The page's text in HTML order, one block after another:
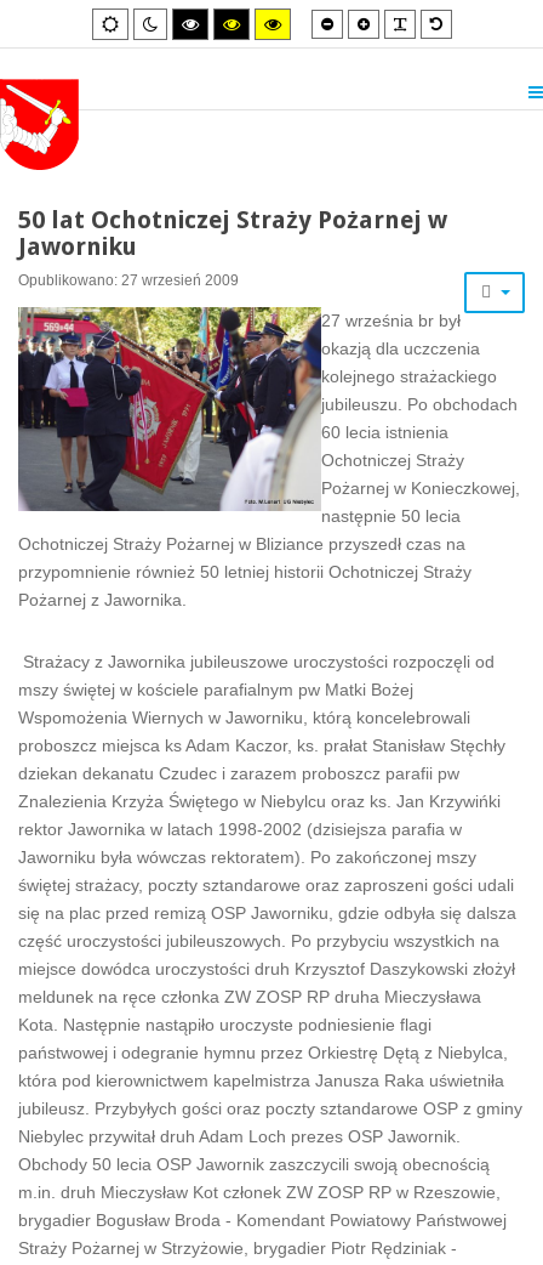
Default
mode
Night
mode
High
contrast
High
contrast
High
contrast
Smaller
font
Larger
font
Default
font
50 lat Ochotniczej Straży Pożarnej w
Jaworniku
Opublikowano: 27 wrzesień 2009
27 września br był
okazją dla uczczenia
kolejnego strażackiego
jubileuszu. Po obchodach
60 lecia istnienia
Ochotniczej Straży
Pożarnej w Konieczkowej,
następnie 50 lecia
Ochotniczej Straży Pożarnej w Bliziance przyszedł czas na
przypomnienie również 50 letniej historii Ochotniczej Straży
Pożarnej z Jawornika.
Strażacy z Jawornika jubileuszowe uroczystości rozpoczęli od
mszy świętej w kościele parafialnym pw Matki Bożej
Wspomożenia Wiernych w Jaworniku, którą koncelebrowali
proboszcz miejsca ks Adam Kaczor, ks. prałat Stanisław Stęchły
dziekan dekanatu Czudec i zarazem proboszcz parafii pw
Znalezienia Krzyża Świętego w Niebylcu oraz ks. Jan Krzywińki
rektor Jawornika w latach 1998-2002 (dzisiejsza parafia w
Jaworniku była wówczas rektoratem). Po zakończonej mszy
świętej strażacy, poczty sztandarowe oraz zaproszeni gości udali
się na plac przed remizą OSP Jaworniku, gdzie odbyła się dalsza
część uroczystości jubileuszowych. Po przybyciu wszystkich na
miejsce dowódca uroczystości druh Krzysztof Daszykowski złożył
meldunek na ręce członka ZW ZOSP RP druha Mieczysława
Kota. Następnie nastąpiło uroczyste podniesienie flagi
państwowej i odegranie hymnu przez Orkiestrę Dętą z Niebylca,
która pod kierownictwem kapelmistrza Janusza Raka uświetniła
jubileusz. Przybyłych gości oraz poczty sztandarowe OSP z gminy
Niebylec przywitał druh Adam Loch prezes OSP Jawornik.
Obchody 50 lecia OSP Jawornik zaszczycili swoją obecnością
m.in. druh Mieczysław Kot członek ZW ZOSP RP w Rzeszowie,
brygadier Bogusław Broda - Komendant Powiatowy Państwowej
Straży Pożarnej w Strzyżowie, brygadier Piotr Rędziniak -